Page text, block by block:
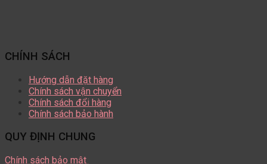
CHÍNH SÁCH
Hướng dẫn đặt hàng
Chính sách vận chuyển
Chính sách đổi hàng
Chính sách bảo hành
QUY ĐỊNH CHUNG
Chính sách bảo mật